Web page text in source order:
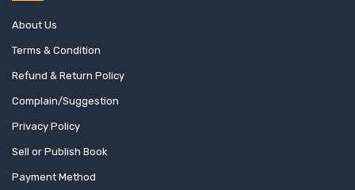
About Us
Terms & Condition
Refund & Return Policy
Complain/Suggestion
Privacy Policy
Sell or Publish Book
Payment Method